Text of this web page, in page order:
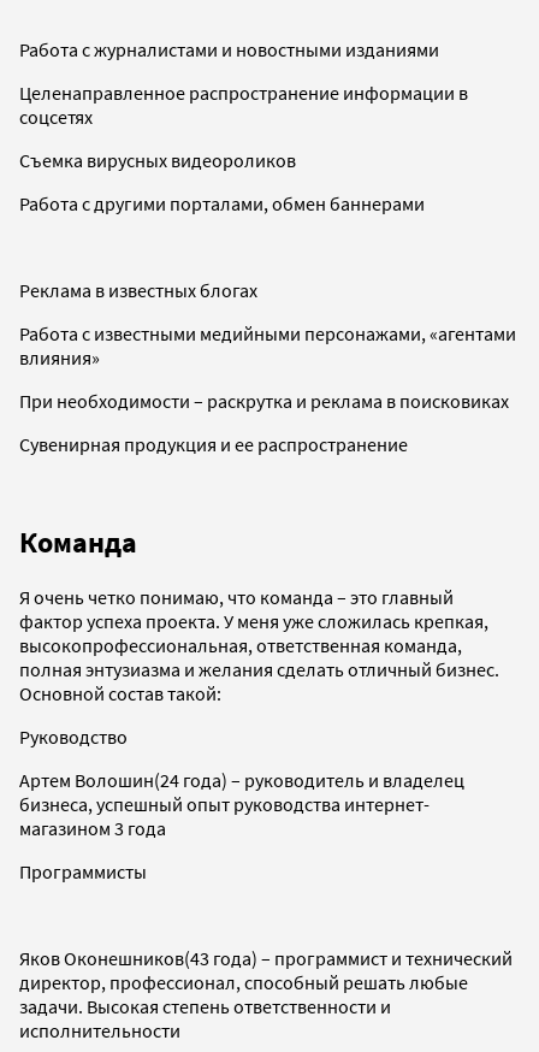
Работа с журналистами и новостными изданиями
Целенаправленное распространение информации в
соцсетях
Съемка вирусных видеороликов
Работа с другими порталами, обмен баннерами
Реклама в известных блогах
Работа с известными медийными персонажами, «агентами
влияния»
При необходимости – раскрутка и реклама в поисковиках
Сувенирная продукция и ее распространение
Команда
Я очень четко понимаю, что команда – это главный
фактор успеха проекта. У меня уже сложилась крепкая,
высокопрофессиональная, ответственная команда,
полная энтузиазма и желания сделать отличный бизнес.
Основной состав такой:
Руководство
Артем Волошин(24 года) – руководитель и владелец
бизнеса, успешный опыт руководства интернет-
магазином 3 года
Программисты
Яков Оконешников(43 года) – программист и технический
директор, профессионал, способный решать любые
задачи. Высокая степень ответственности и
исполнительности